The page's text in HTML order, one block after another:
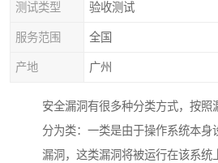
测试类型 验收测试
服务范围 全国
产地 广州
安全漏洞有很多种分类方式，按照
分为类：一类是由于操作系统本身
漏洞，这类漏洞将被运行在该系统